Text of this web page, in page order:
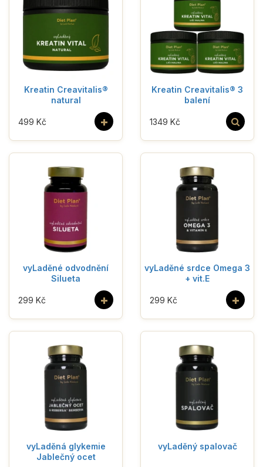
Kreatin Creavitalis®
natural
+
499 Kč
Kreatin Creavitalis® 3
balení
1349 Kč
vyLaděné odvodnění
Silueta
+
299 Kč
vyLaděné srdce Omega 3
+ vit.E
+
299 Kč
vyLaděná glykemie
Jablečný ocet
vyLaděný spalovač